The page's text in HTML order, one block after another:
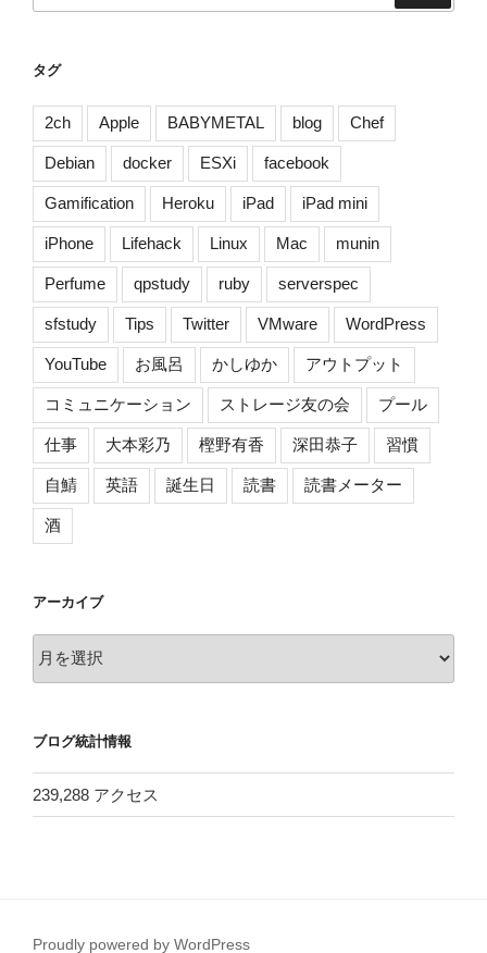
る
象
を
解
決
す
つ
の
方
法”
の
タグ
2ch Apple BABYMETAL blog Chef
Debian docker ESXi facebook
Gamification Heroku iPad iPad mini
iPhone Lifehack Linux Mac munin
Perfume qpstudy ruby serverspec
sfstudy Tips Twitter VMware WordPress
YouTube お風呂 かしゆか アウトプット
コミュニケーション ストレージ友の会 プール
仕事 大本彩乃 樫野有香 深田恭子 習慣
自鯖 英語 誕生日 読書 読書メーター
酒
アーカイブ
ー
ブ
ブログ統計情報
239,288 アクセス
Proudly powered by WordPress